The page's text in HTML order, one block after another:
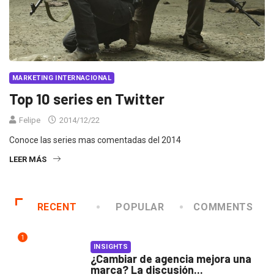
MARKETING INTERNACIONAL
Top 10 series en Twitter
Felipe 2014/12/22
Conoce las series mas comentadas del 2014
LEER MÁS
RECENT POPULAR COMMENTS
1
INSIGHTS
¿Cambiar de agencia mejora una
marca? La discusión...